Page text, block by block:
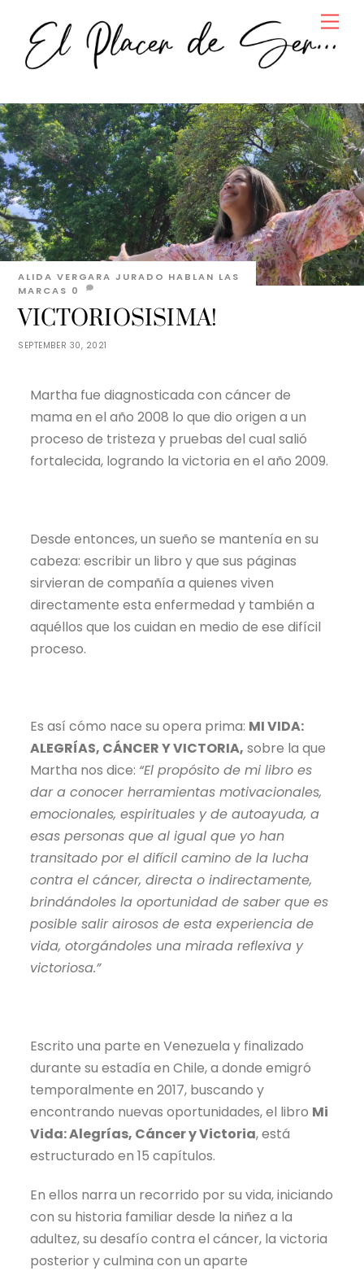
content
SEPTEMBER 30, 2021
VICTORIOSISIMA!
ALIDA VERGARA JURADO HABLAN LAS
MARCAS 0
Martha fue diagnosticada con cáncer de
mama en el año 2008 lo que dio origen a un
proceso de tristeza y pruebas del cual salió
fortalecida, logrando la victoria en el año 2009.
Desde entonces, un sueño se mantenía en su
cabeza: escribir un libro y que sus páginas
sirvieran de compañía a quienes viven
directamente esta enfermedad y también a
aquéllos que los cuidan en medio de ese difícil
proceso.
Es así cómo nace su opera prima: MI VIDA:
ALEGRÍAS, CÁNCER Y VICTORIA, sobre la que
Martha nos dice: “El propósito de mi libro es
dar a conocer herramientas motivacionales,
emocionales, espirituales y de autoayuda, a
esas personas que al igual que yo han
transitado por el difícil camino de la lucha
contra el cáncer, directa o indirectamente,
brindándoles la oportunidad de saber que es
posible salir airosos de esta experiencia de
vida, otorgándoles una mirada reflexiva y
victoriosa.”
Escrito una parte en Venezuela y finalizado
durante su estadía en Chile, a donde emigró
temporalmente en 2017, buscando y
encontrando nuevas oportunidades, el libro Mi
Vida: Alegrías, Cáncer y Victoria, está
estructurado en 15 capítulos.
En ellos narra un recorrido por su vida, iniciando
con su historia familiar desde la niñez a la
adultez, su desafío contra el cáncer, la victoria
posterior y culmina con un aparte